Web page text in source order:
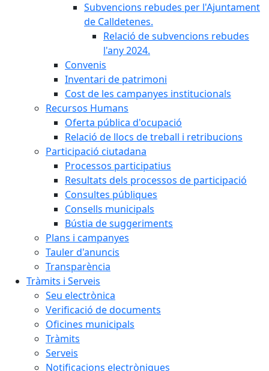
Subvencions rebudes per l'Ajuntament
de Calldetenes.
Relació de subvencions rebudes
l'any 2024.
Convenis
Inventari de patrimoni
Cost de les campanyes institucionals
Recursos Humans
Oferta pública d'ocupació
Relació de llocs de treball i retribucions
Participació ciutadana
Processos participatius
Resultats dels processos de participació
Consultes públiques
Consells municipals
Bústia de suggeriments
Plans i campanyes
Tauler d'anuncis
Transparència
Tràmits i Serveis
Seu electrònica
Verificació de documents
Oficines municipals
Tràmits
Serveis
Notificacions electròniques